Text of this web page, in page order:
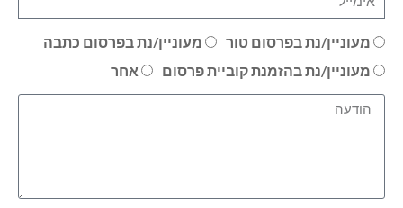
מעוניין/נת בפרסום טור
מעוניין/נת בפרסום כתבה
מעוניין/נת בהזמנת קוביית פרסום
אחר